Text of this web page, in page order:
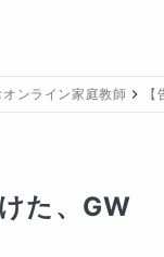
ンライン家庭教師
た、GW